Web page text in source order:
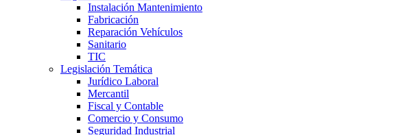
Instalación Mantenimiento
Fabricación
Reparación Vehículos
Sanitario
TIC
Legislación Temática
Jurídico Laboral
Mercantil
Fiscal y Contable
Comercio y Consumo
Seguridad Industrial